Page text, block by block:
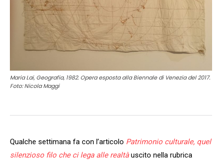
Maria Lai, Geografia, 1982. Opera esposta alla Biennale di Venezia del 2017.
Foto: Nicola Maggi
Qualche settimana fa con l’articolo Patrimonio culturale, quel
silenzioso filo che ci lega alle realtàuscito nella rubrica